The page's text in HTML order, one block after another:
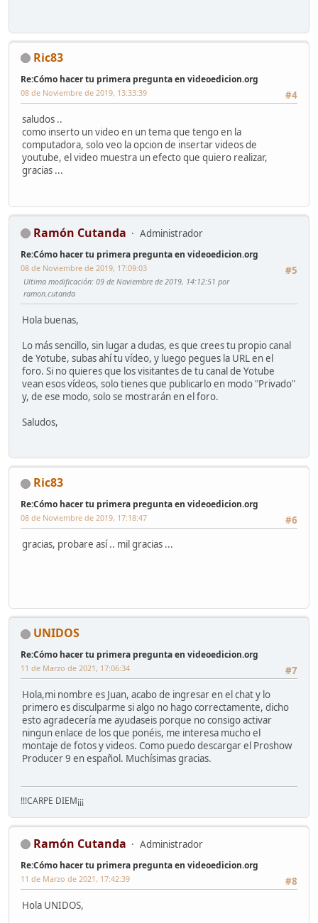
Ric83
Re:Cómo hacer tu primera pregunta en videoedicion.org
#4
08 de Noviembre de 2019, 13:33:39
saludos ..
como inserto un video en un tema que tengo en la
computadora, solo veo la opcion de insertar videos de
youtube, el video muestra un efecto que quiero realizar,
gracias ...
Ramón Cutanda Administrador
Re:Cómo hacer tu primera pregunta en videoedicion.org
#5
08 de Noviembre de 2019, 17:09:03
Ultima modificación: 09 de Noviembre de 2019, 14:12:51 por
ramon.cutanda
Hola buenas,
Lo más sencillo, sin lugar a dudas, es que crees tu propio canal
de Yotube, subas ahí tu vídeo, y luego pegues la URL en el
foro. Si no quieres que los visitantes de tu canal de Yotube
vean esos vídeos, solo tienes que publicarlo en modo "Privado"
y, de ese modo, solo se mostrarán en el foro.
Saludos,
Ric83
Re:Cómo hacer tu primera pregunta en videoedicion.org
#6
08 de Noviembre de 2019, 17:18:47
gracias, probare así .. mil gracias ...
UNIDOS
Re:Cómo hacer tu primera pregunta en videoedicion.org
#7
11 de Marzo de 2021, 17:06:34
Hola,mi nombre es Juan, acabo de ingresar en el chat y lo
primero es disculparme si algo no hago correctamente, dicho
esto agradecería me ayudaseis porque no consigo activar
ningun enlace de los que ponéis, me interesa mucho el
montaje de fotos y videos. Como puedo descargar el Proshow
Producer 9 en español. Muchísimas gracias.
!!!CARPE DIEM¡¡¡
Ramón Cutanda Administrador
Re:Cómo hacer tu primera pregunta en videoedicion.org
#8
11 de Marzo de 2021, 17:42:39
Hola UNIDOS,